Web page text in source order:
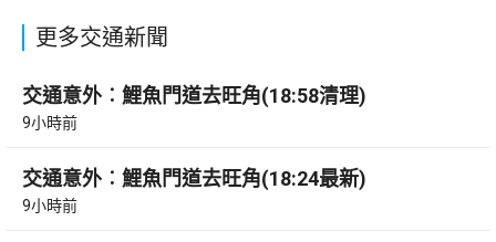
更多交通新聞
交通意外︰鯉魚門道去旺角(18:58清理)
9小時前
交通意外︰鯉魚門道去旺角(18:24最新)
9小時前